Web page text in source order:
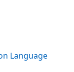
Language